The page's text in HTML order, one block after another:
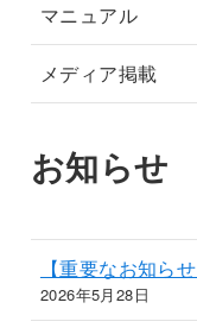
マニュアル
メディア掲載
お知らせ
【重要なお知ら
2026年5月28日